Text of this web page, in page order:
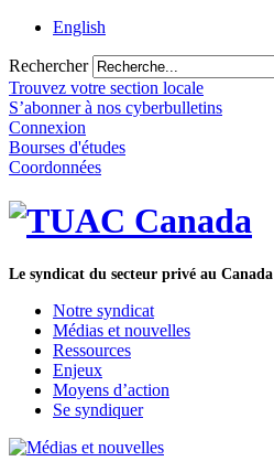
English
Rechercher
Trouvez votre section locale
S’abonner à nos cyberbulletins
Connexion
Bourses d'études
Coordonnées
Le syndicat du secteur privé au Canada
Notre syndicat
Médias et nouvelles
Ressources
Enjeux
Moyens d’action
Se syndiquer